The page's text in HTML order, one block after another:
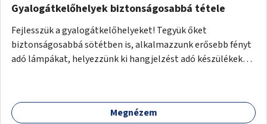
Gyalogátkelőhelyek biztonságosabbá tétele
Fejlesszük a gyalogátkelőhelyeket! Tegyük őket
biztonságosabbá sötétben is, alkalmazzunk erősebb fényt
adó lámpákat, helyezzünk ki hangjelzést adó készülékeket
Megnézem